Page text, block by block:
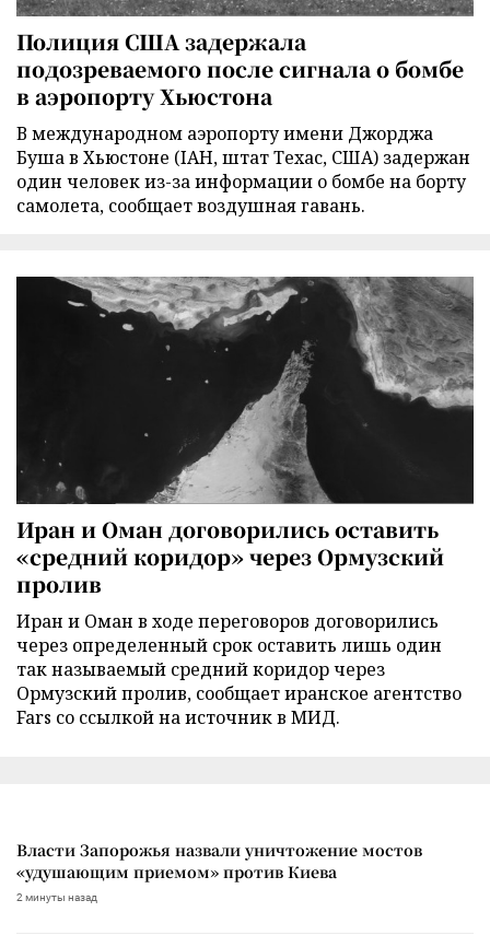
Полиция США задержала
подозреваемого после сигнала о бомбе
в аэропорту Хьюстона
В международном аэропорту имени Джорджа
Буша в Хьюстоне (IAH, штат Техас, США) задержан
один человек из-за информации о бомбе на борту
самолета, сообщает воздушная гавань.
Иран и Оман договорились оставить
«средний коридор» через Ормузский
пролив
Иран и Оман в ходе переговоров договорились
через определенный срок оставить лишь один
так называемый средний коридор через
Ормузский пролив, сообщает иранское агентство
Fars со ссылкой на источник в МИД.
Власти Запорожья назвали уничтожение мостов
«удушающим приемом» против Киева
2 минуты назад